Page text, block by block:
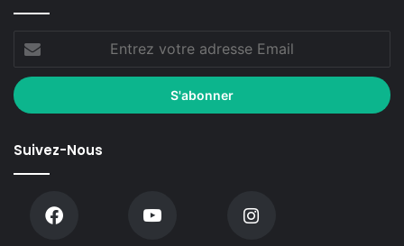
Suivez-Nous